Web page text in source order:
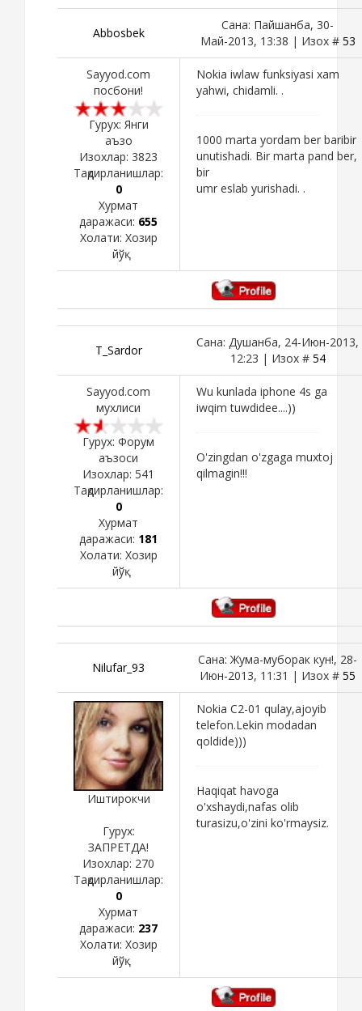
Abbosbek
Сана: Пайшанба, 30-
Май-2013, 13:38 | Изох # 53
Sayyod.com
посбони!
Гурух: Янги
аъзо
Изохлар: 3823
Тақдирланишлар:
0
Хурмат
даражаси: 655
Холати: Хозир
йўқ
Nokia iwlaw funksiyasi xam
yahwi, chidamli. .
1000 marta yordam ber baribir
unutishadi. Bir marta pand ber,
bir
umr eslab yurishadi. .
T_Sardor
Сана: Душанба, 24-Июн-2013,
12:23 | Изох # 54
Sayyod.com
мухлиси
Гурух: Форум
аъзоси
Изохлар: 541
Тақдирланишлар:
0
Хурмат
даражаси: 181
Холати: Хозир
йўқ
Wu kunlada iphone 4s ga
iwqim tuwdidee....))
O'zingdan o'zgaga muxtoj
qilmagin!!!
Nilufar_93
Сана: Жума-муборак кун!, 28-
Июн-2013, 11:31 | Изох # 55
Иштирокчи
Гурух:
ЗАПРЕТДА!
Изохлар: 270
Тақдирланишлар:
0
Хурмат
даражаси: 237
Холати: Хозир
йўқ
Nokia C2-01 qulay,ajoyib
telefon.Lekin modadan
qoldide)))
Haqiqat havoga
o'xshaydi,nafas olib
turasizu,o'zini ko'rmaysiz.